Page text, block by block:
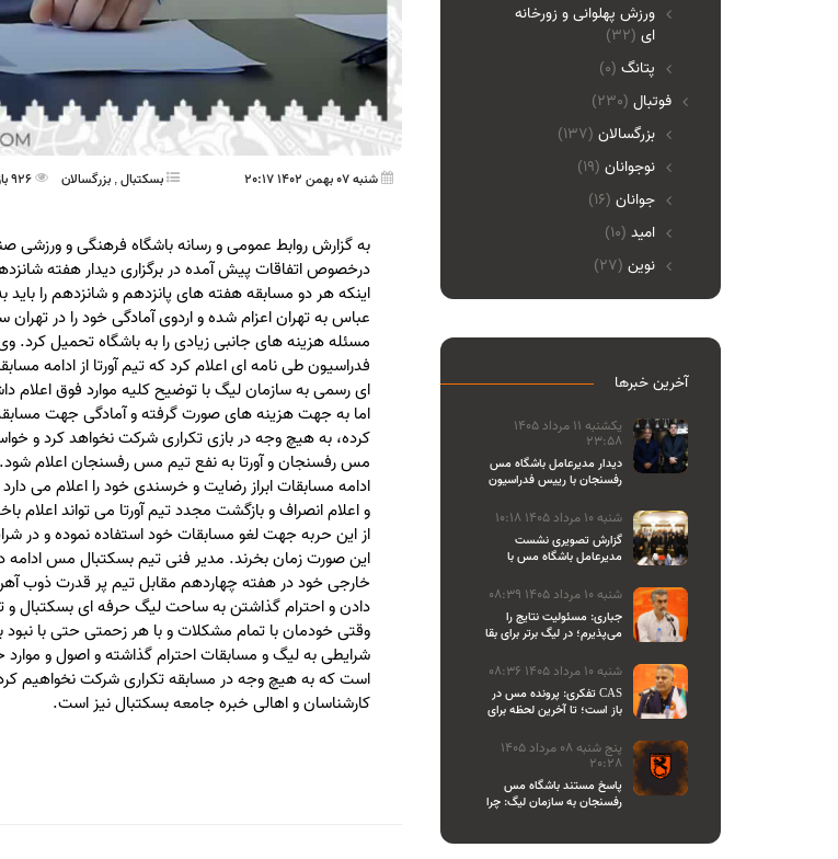
شنبه 07 بهمن 1402 20:17 بسکتبال,بزرگسالان 926 بازدید
به گزارش روابط عمومی و رسانه باشگاه فرهنگی و
درخصوص اتفاقات پیش آمده در برگزاری دیدار هفته
اینکه هر دو مسابقه هفته های پانزدهم و شانزدهم را
عباس به تهران اعزام شده و اردوی آمادگی خود را در تهران
مسئله هزینه های جانبی زیادی را به باشگاه تحمیل کرد.
فدراسیون طی نامه ای اعلام کرد که تیم آورتا از ادامه
ای رسمی به سازمان لیگ با توضیح کلیه موارد فوق
اما به جهت هزینه های صورت گرفته و آمادگی جهت مسابقه
کرده، به هیچ وجه در بازی تکراری شرکت نخواهد کرد و
مس رفسنجان و آورتا به نفع تیم مس رفسنجان اعلام شود.
ادامه مسابقات ابراز رضایت و خرسندی خود را اعلام می
و اعلام انصراف و بازگشت مجدد تیم آورتا می تواند
از این حربه جهت لغو مسابقات خود استفاده نموده و در
این صورت زمان بخرند. مدیر فنی تیم بسکتبال مس
خارجی خود در هفته چهاردهم مقابل تیم پر قدرت ذوب
دادن و احترام گذاشتن به ساحت لیگ حرفه ای بسکتبال و
وقتی خودمان با تمام مشکلات و با هر زحمتی حتی با نبود
شرایطی به لیگ و مسابقات احترام گذاشته و اصول و موارد
است که به هیچ وجه در مسابقه تکراری شرکت نخواهیم
کارشناسان و اهالی خبره جامعه بسکتبال نیز است.
ورزش پهلوانی و زورخانه
ای (32)
پتانگ (0)
(230) فوتبال
بزرگسالان (137)
نوجوانان (19)
جوانان (16)
امید (10)
نوین (27)
آخرین خبرها
یکشنبه 11 مرداد 1405
23:58
دیدار مدیرعامل باشگاه مس
رفسنجان با رییس فدراسیون
شنبه 10 مرداد 1405 10:18
گزارش تصویری نشست
مدیرعامل باشگاه مس با
شنبه 10 مرداد 1405 08:39
جباری: مسئولیت نتایج را
می‌پذیرم؛ در لیگ برتر برای بقا
می‌جنگیم
شنبه 10 مرداد 1405 08:36
تفکری: پرونده مس در CAS
باز است؛ تا آخرین لحظه برای
پنج شنبه 08 مرداد 1405
20:28
پاسخ مستند باشگاه مس
رفسنجان به سازمان لیگ: چرا